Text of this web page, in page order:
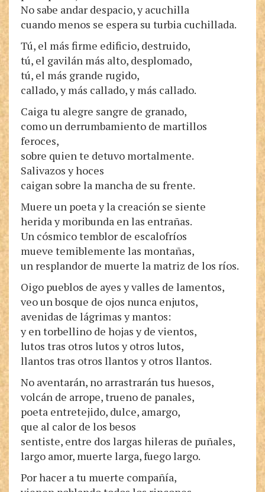
No sabe andar despacio, y acuchilla
cuando menos se espera su turbia cuchillada.
Tú, el más firme edificio, destruido,
tú, el gavilán más alto, desplomado,
tú, el más grande rugido,
callado, y más callado, y más callado.
Caiga tu alegre sangre de granado,
como un derrumbamiento de martillos
feroces,
sobre quien te detuvo mortalmente.
Salivazos y hoces
caigan sobre la mancha de su frente.
Muere un poeta y la creación se siente
herida y moribunda en las entrañas.
Un cósmico temblor de escalofríos
mueve temiblemente las montañas,
un resplandor de muerte la matriz de los ríos.
Oigo pueblos de ayes y valles de lamentos,
veo un bosque de ojos nunca enjutos,
avenidas de lágrimas y mantos:
y en torbellino de hojas y de vientos,
lutos tras otros lutos y otros lutos,
llantos tras otros llantos y otros llantos.
No aventarán, no arrastrarán tus huesos,
volcán de arrope, trueno de panales,
poeta entretejido, dulce, amargo,
que al calor de los besos
sentiste, entre dos largas hileras de puñales,
largo amor, muerte larga, fuego largo.
Por hacer a tu muerte compañía,